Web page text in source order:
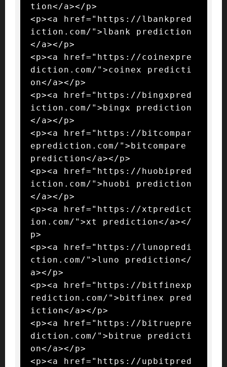
tion</a></p>
<p><a href="https://lbankpred
iction.com/">lbank prediction
</a></p>
<p><a href="https://coinexpre
diction.com/">coinex predicti
on</a></p>
<p><a href="https://bingxpred
iction.com/">bingx prediction
</a></p>
<p><a href="https://bitcompar
eprediction.com/">bitcompare
prediction</a></p>
<p><a href="https://huobipred
iction.com/">huobi prediction
</a></p>
<p><a href="https://xtpredict
ion.com/">xt prediction</a></
p>
<p><a href="https://lunopredi
ction.com/">luno prediction</
a></p>
<p><a href="https://bitfinexp
rediction.com/">bitfinex pred
iction</a></p>
<p><a href="https://bitruepre
diction.com/">bitrue predicti
on</a></p>
<p><a href="https://upbitpred